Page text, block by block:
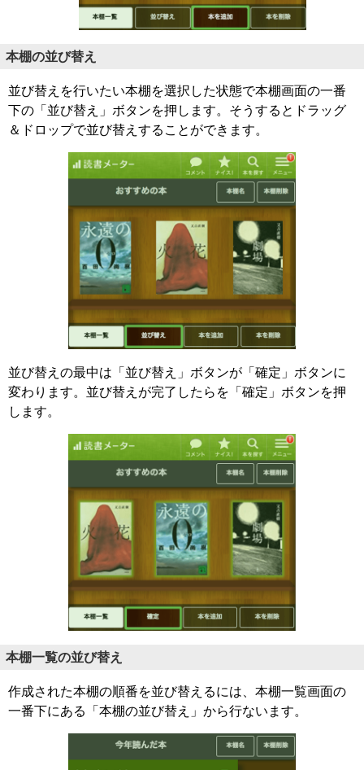
本棚の並び替え
並び替えを行いたい本棚を選択した状態で本棚画面の一番
下の「並び替え」ボタンを押します。そうするとドラッグ
＆ドロップで並び替えすることができます。
並び替えの最中は「並び替え」ボタンが「確定」ボタンに
変わります。並び替えが完了したらを「確定」ボタンを押
します。
本棚一覧の並び替え
作成された本棚の順番を並び替えるには、本棚一覧画面の
一番下にある「本棚の並び替え」から行ないます。